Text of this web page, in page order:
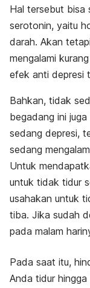
Hal tersebut bisa
serotonin, yaitu
darah. Akan
mengalami
efek anti depresi
Bahkan, tidak
begadang ini
sedang depresi,
sedang
Untuk
untuk tidak tidur
usahakan untuk
tiba. Jika sudah
pada malam
Pada saat itu,
Anda tidur